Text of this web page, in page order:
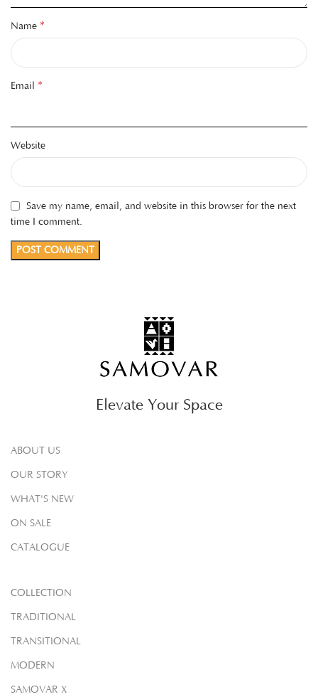
Name *
Email *
Website
Save my name, email, and website in this browser for the next
time I comment.
Elevate Your Space
ABOUT US
OUR STORY
WHAT'S NEW
ON SALE
CATALOGUE
COLLECTION
TRADITIONAL
TRANSITIONAL
MODERN
SAMOVAR X